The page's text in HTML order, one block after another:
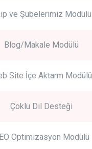
ve Şubelerimiz Modülü
Blog/Makale Modülü
Site İçe Aktarm Modülü
Çoklu Dil Desteği
Optimizasyon Modülü